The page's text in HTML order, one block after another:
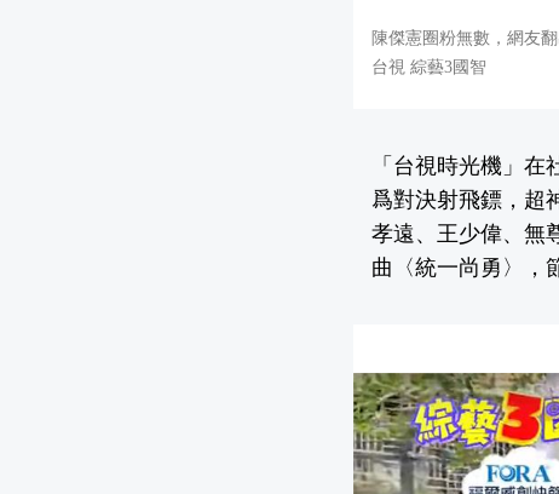
陳傑憲圈粉無數，網友
台視 綜藝3國智
「台視時光機」
爲對決射飛鏢，超
孝遠、王少偉、無
曲〈統一尚勇〉，